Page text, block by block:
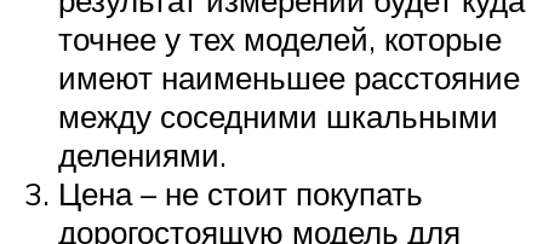
точнее у тех моделей, которые
имеют наименьшее расстояние
между соседними шкальными
делениями.
Цена – не стоит покупать
дорогостоящую модель для